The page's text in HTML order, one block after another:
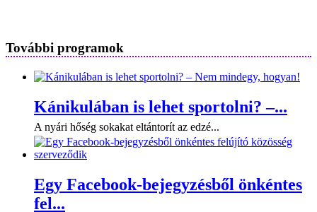
További programok
Kánikulában is lehet sportolni? –...
A nyári hőség sokakat eltántorít az edzé...
Egy Facebook-bejegyzésből önkéntes
fel...